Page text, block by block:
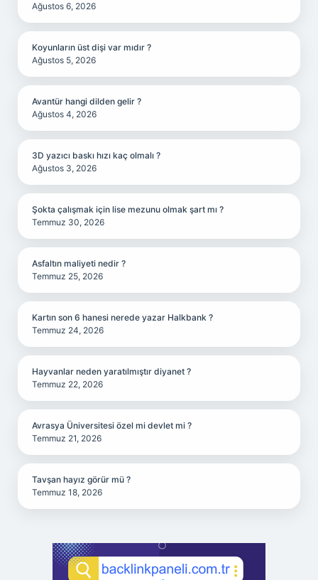
Ağustos 6, 2026
Koyunların üst dişi var mıdır ?
Ağustos 5, 2026
Avantür hangi dilden gelir ?
Ağustos 4, 2026
3D yazıcı baskı hızı kaç olmalı ?
Ağustos 3, 2026
Şokta çalışmak için lise mezunu olmak şart mı ?
Temmuz 30, 2026
Asfaltın maliyeti nedir ?
Temmuz 25, 2026
Kartın son 6 hanesi nerede yazar Halkbank ?
Temmuz 24, 2026
Hayvanlar neden yaratılmıştır diyanet ?
Temmuz 22, 2026
Avrasya Üniversitesi özel mi devlet mi ?
Temmuz 21, 2026
Tavşan hayız görür mü ?
Temmuz 18, 2026